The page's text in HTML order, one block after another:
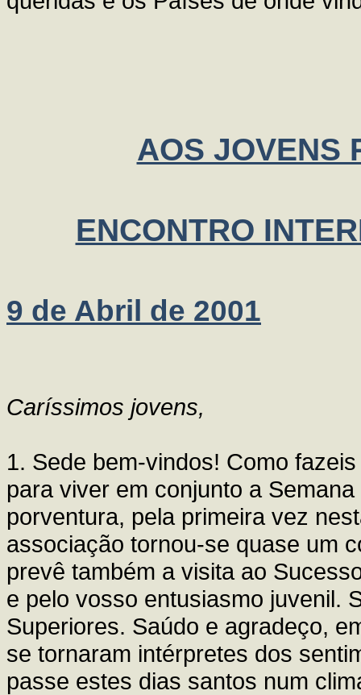
AOS JOVENS
ENCONTRO
9 de Abril de 2001
Caríssimos jovens,
1. Sede bem-vindos! Como
para viver em conjunto a
porventura, pela primeira vez
associação tornou-se quase um
prevê também a visita ao
e pelo vosso entusiasmo juvenil.
Superiores. Saúdo e agradeço,
se tornaram intérpretes dos
passe estes dias santos num